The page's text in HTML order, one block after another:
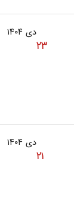
دی ۱۴۰۴
۲۳
دی ۱۴۰۴
۲۱